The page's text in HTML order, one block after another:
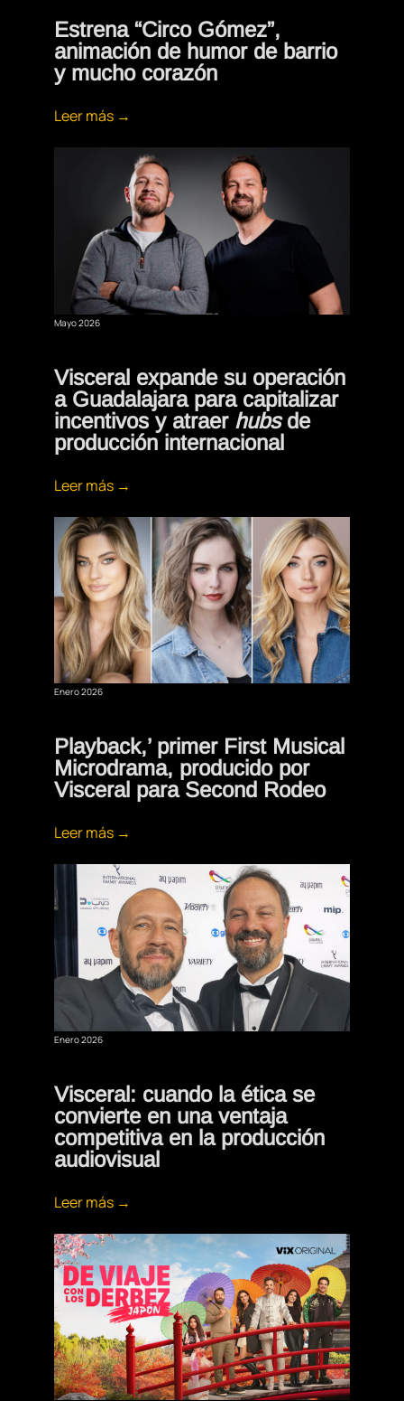
Estrena “Circo Gómez”,
animación de humor de barrio
y mucho corazón
Leer más →
Mayo 2026
Visceral expande su operación
a Guadalajara para capitalizar
incentivos y atraer hubsde
producción internacional
Leer más →
Enero 2026
Playback,’ primer First Musical
Microdrama, producido por
Visceral para Second Rodeo
Leer más →
Enero 2026
Visceral: cuando la ética se
convierte en una ventaja
competitiva en la producción
audiovisual
Leer más →